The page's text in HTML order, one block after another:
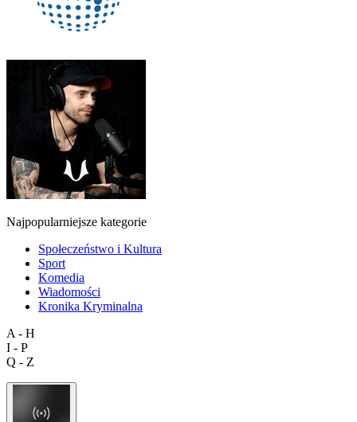
Najpopularniejsze kategorie
Społeczeństwo i Kultura
Sport
Komedia
Wiadomości
Kronika Kryminalna
A - H
I - P
Q - Z